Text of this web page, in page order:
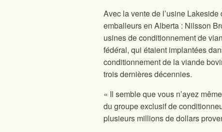
Avec la vente de l’usine
emballeurs en Alberta : Nilsson
usines de conditionnement de
fédéral, qui étaient implantées
conditionnement de la viande
trois dernières décennies.
« Il semble que vous n’ayez
du groupe exclusif de
plusieurs millions de dollars